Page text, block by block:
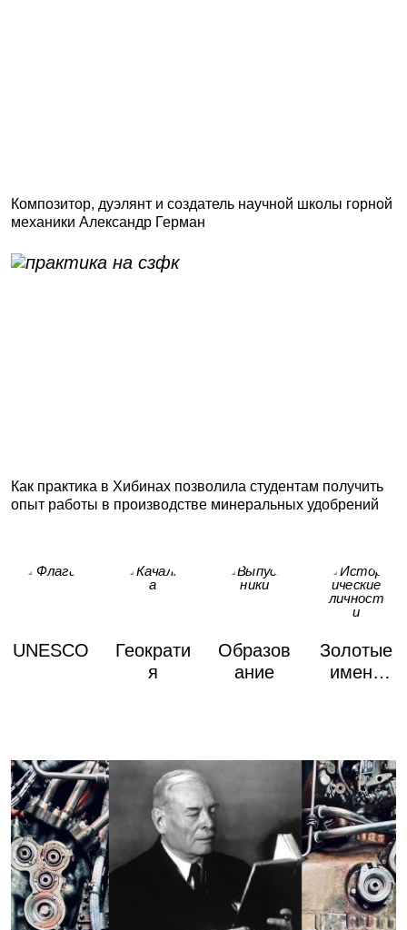
Композитор, дуэлянт и создатель научной школы горной
механики Александр Герман
Как практика в Хибинах позволила студентам получить
опыт работы в производстве минеральных удобрений
UNESCO
Геократи
я
Образов
ание
Золотые
имена